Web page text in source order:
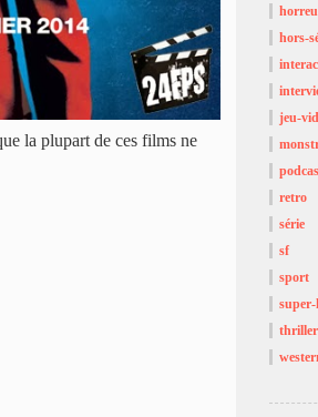
la plupart de ces films ne
hors-
jeu-
retro
série
sf
sport
super-
thriller